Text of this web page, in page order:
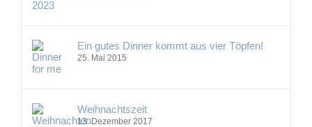
Ein gutes Dinner kommt aus vier Töpfen!
25. Mai 2015
Weihnachtszeit
13. Dezember 2017